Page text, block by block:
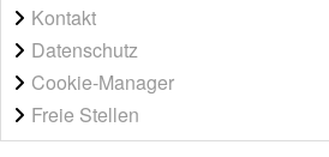
Kontakt
Datenschutz
Cookie-Manager
Freie Stellen